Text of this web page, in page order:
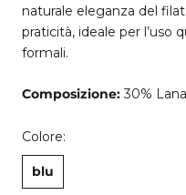
naturale eleganza del
praticità, ideale per l’uso
formali.
Composizione:30%
Colore:
blu